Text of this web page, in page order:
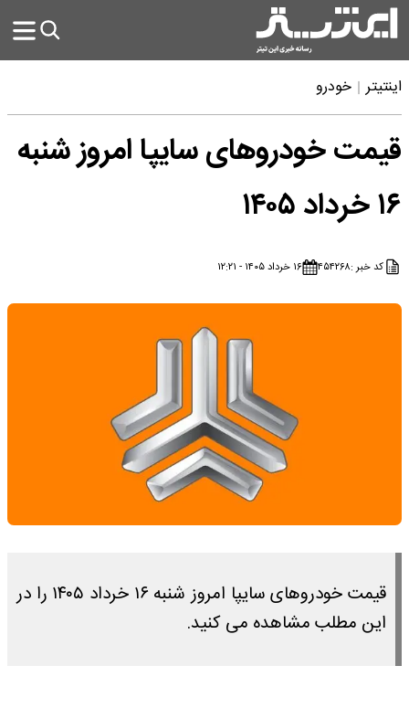
اینتیتر خودرو
قیمت خودروهای سایپا امروز شنبه
۱۶ خرداد ۱۴۰۵
کد خبر :۴۵۴۲۶۸ ۱۶ خرداد ۱۴۰۵ - ۱۲:۲۱
قیمت خودروهای سایپا امروز شنبه ۱۶ خرداد ۱۴۰۵ را در
این مطلب مشاهده می کنید.